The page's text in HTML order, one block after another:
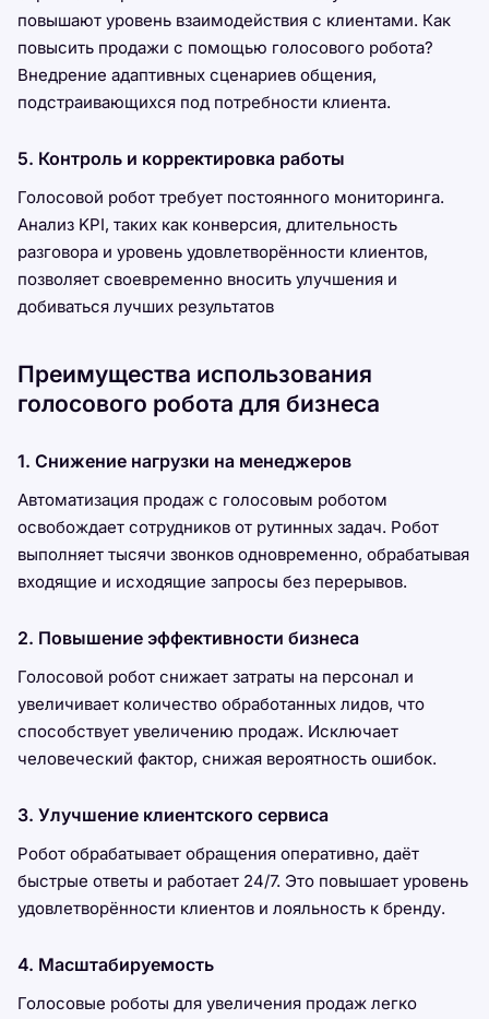
повышают уровень взаимодействия с клиентами. Как
повысить продажи с помощью голосового робота?
Внедрение адаптивных сценариев общения,
подстраивающихся под потребности клиента.
5. Контроль и корректировка работы
Голосовой робот требует постоянного мониторинга.
Анализ KPI, таких как конверсия, длительность
разговора и уровень удовлетворённости клиентов,
позволяет своевременно вносить улучшения и
добиваться лучших результатов
Преимущества использования
голосового робота для бизнеса
1. Снижение нагрузки на менеджеров
Автоматизация продаж с голосовым роботом
освобождает сотрудников от рутинных задач. Робот
выполняет тысячи звонков одновременно, обрабатывая
входящие и исходящие запросы без перерывов.
2. Повышение эффективности бизнеса
Голосовой робот снижает затраты на персонал и
увеличивает количество обработанных лидов, что
способствует увеличению продаж. Исключает
человеческий фактор, снижая вероятность ошибок.
3. Улучшение клиентского сервиса
Робот обрабатывает обращения оперативно, даёт
быстрые ответы и работает 24/7. Это повышает уровень
удовлетворённости клиентов и лояльность к бренду.
4. Масштабируемость
Голосовые роботы для увеличения продаж легко